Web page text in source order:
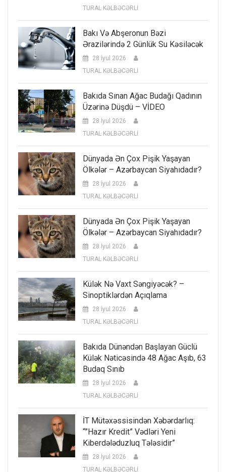
TURAL KƏLBƏCƏRLİ
Bakı Və Abşeronun Bəzi
Ərazilərində 2 Günlük Su Kəsiləcək
28 İyul 2026
TURAL KƏLBƏCƏRLİ
Bakıda Sınan Ağac Budağı Qadının
Üzərinə Düşdü – VİDEO
28 İyul 2026
TURAL KƏLBƏCƏRLİ
Dünyada Ən Çox Pişik Yaşayan
Ölkələr – Azərbaycan Siyahıdadır?
28 İyul 2026
TURAL KƏLBƏCƏRLİ
Dünyada Ən Çox Pişik Yaşayan
Ölkələr – Azərbaycan Siyahıdadır?
28 İyul 2026
TURAL KƏLBƏCƏRLİ
Külək Nə Vaxt Səngiyəcək? –
Sinoptiklərdən Açıqlama
28 İyul 2026
TURAL KƏLBƏCƏRLİ
Bakıda Dünəndən Başlayan Güclü
Külək Nəticəsində 48 Ağac Aşıb, 63
Budaq Sınıb
28 İyul 2026
TURAL KƏLBƏCƏRLİ
İT Mütəxəssisindən Xəbərdarlıq:
“”Hazır Kredit” Vədləri Yeni
Kiberdələduzluq Tələsidir”
28 İyul 2026
TURAL KƏLBƏCƏRLİ